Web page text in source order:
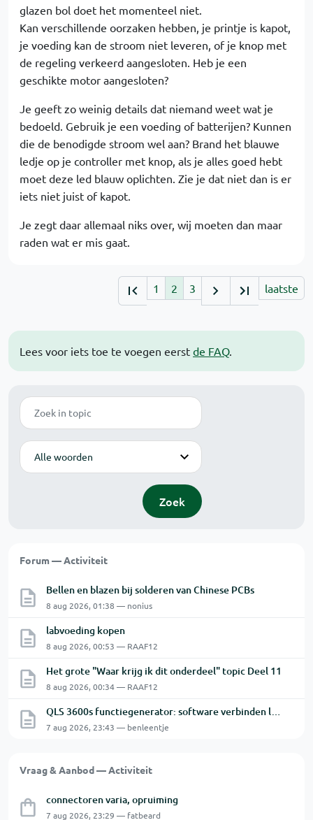
Lees voor iets toe te voegen eerst de FAQ.
Zoek
Modus
Zoek
Forum — Activiteit
Bellen en blazen bij solderen van Chinese PCBs
8 aug 2026, 01:38 — nonius
labvoeding kopen
8 aug 2026, 00:53 — RAAF12
Het grote "Waar krijg ik dit onderdeel" topic Deel 11
8 aug 2026, 00:34 — RAAF12
7 aug 2026, 23:43 — benleentje
Vraag & Aanbod — Activiteit
connectoren varia, opruiming
7 aug 2026, 23:29 — fatbeard
glazen bol doet het momenteel niet.
Kan verschillende oorzaken hebben, je printje is kapot,
je voeding kan de stroom niet leveren, of je knop met
de regeling verkeerd aangesloten. Heb je een
geschikte motor aangesloten?
Je geeft zo weinig details dat niemand weet wat je
bedoeld. Gebruik je een voeding of batterijen? Kunnen
die de benodigde stroom wel aan? Brand het blauwe
ledje op je controller met knop, als je alles goed hebt
moet deze led blauw oplichten. Zie je dat niet dan is er
iets niet juist of kapot.
Je zegt daar allemaal niks over, wij moeten dan maar
raden wat er mis gaat.
1 2 3 laatste